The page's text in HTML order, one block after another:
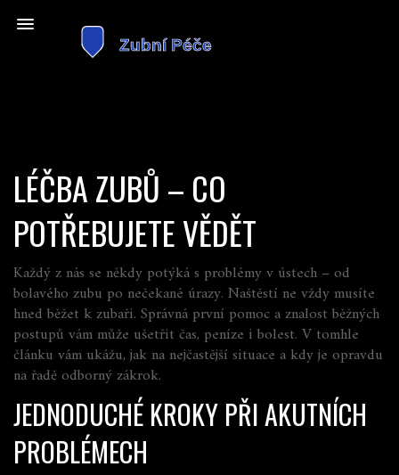
LÉČBA ZUBŮ – CO
POTŘEBUJETE VĚDĚT
Každý z nás se někdy potýká s problémy v ústech – od
bolavého zubu po nečekané úrazy. Naštěstí ne vždy musíte
hned běžet k zubaři. Správná první pomoc a znalost běžných
postupů vám může ušetřit čas, peníze i bolest. V tomhle
článku vám ukážu, jak na nejčastější situace a kdy je opravdu
na řadě odborný zákrok.
JEDNODUCHÉ KROKY PŘI AKUTNÍCH
PROBLÉMECH